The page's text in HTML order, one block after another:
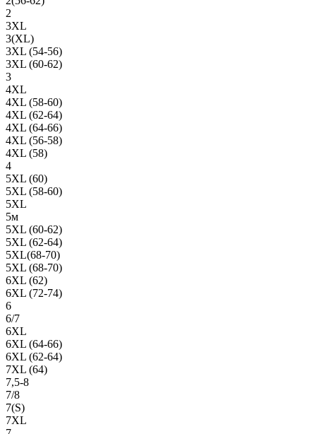
2
3XL
3(XL)
3XL (54-56)
3XL (60-62)
3
4XL
4XL (58-60)
4XL (62-64)
4XL (64-66)
4XL (56-58)
4XL (58)
4
5XL (60)
5XL (58-60)
5XL
5м
5XL (60-62)
5XL (62-64)
5XL(68-70)
5XL (68-70)
6XL (62)
6XL (72-74)
6
6/7
6XL
6XL (64-66)
6XL (62-64)
7XL (64)
7,5-8
7/8
7(S)
7XL